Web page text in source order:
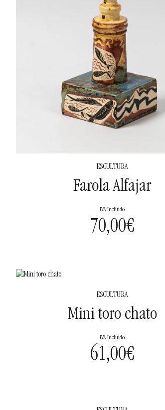
ESCULTURA
Farola Alfajar
70,00€
IVA Incluido
ESCULTURA
Mini toro chato
61,00€
IVA Incluido